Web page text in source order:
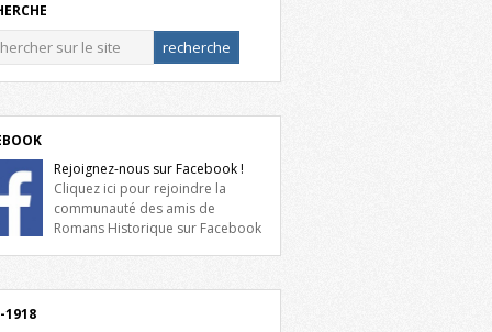
Rejoignez-nous sur Facebook !
Cliquez ici pour rejoindre la
communauté des amis de
Romans Historique sur Facebook
1918